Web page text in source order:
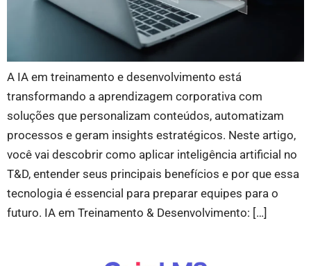
A IA em treinamento e desenvolvimento está
transformando a aprendizagem corporativa com
soluções que personalizam conteúdos, automatizam
processos e geram insights estratégicos. Neste artigo,
você vai descobrir como aplicar inteligência artificial no
T&D, entender seus principais benefícios e por que essa
tecnologia é essencial para preparar equipes para o
futuro. IA em Treinamento & Desenvolvimento: […]